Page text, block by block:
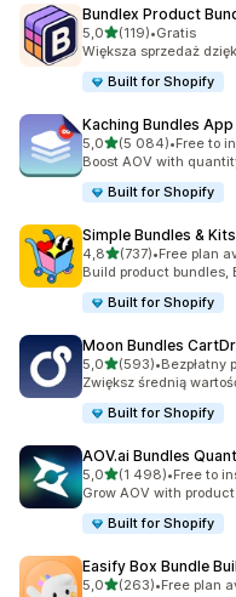
Bundlex Product
5,0na 5 gwiazdek
(119)
Łączna liczba recenzji:
•Gratis
Większa sprzedaż
Built for Shopify
Kaching Bundles
5,0na 5 gwiazdek
(5 084)
Łączna liczba recenzji:
•Free to
Boost AOV with
Built for Shopify
Simple Bundles & Kits
4,8na 5 gwiazdek
(737)
Łączna liczba recenzji:
•Free plan
Build product bundles,
Built for Shopify
Moon Bundles
5,0na 5 gwiazdek
(593)
Łączna liczba recenzji:
•Bezpłatny
Zwiększ średnią
Built for Shopify
AOV.ai Bundles
5,0na 5 gwiazdek
(1 498)
Łączna liczba recenzji:
•Free to
Grow AOV with
Built for Shopify
Easify Box Bundle
5,0na 5 gwiazdek
(263)
Łączna liczba recenzji:
•Free plan